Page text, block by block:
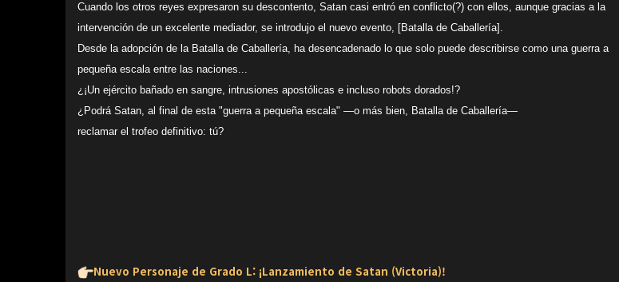
Cuando los otros reyes expresaron su descontento, Satan casi entró en conflicto(?) con ellos, aunque gracias a la
intervención de un excelente mediador, se introdujo el nuevo evento, [Batalla de Caballería].
Desde la adopción de la Batalla de Caballería, ha desencadenado lo que solo puede describirse como una guerra a
pequeña escala entre las naciones...
¿¡Un ejército bañado en sangre, intrusiones apostólicas e incluso robots dorados!?
¿Podrá Satan, al final de esta "guerra a pequeña escala" —o más bien, Batalla de Caballería—
reclamar el trofeo definitivo: tú?
Nuevo Personaje de Grado L: ¡Lanzamiento de Satan (Victoria)!